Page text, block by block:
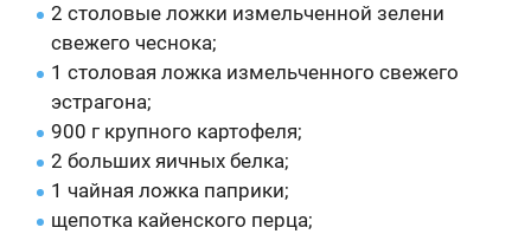
2 столовые ложки измельченной зелени
свежего чеснока;
1 столовая ложка измельченного свежего
эстрагона;
900 г крупного картофеля;
2 больших яичных белка;
1 чайная ложка паприки;
щепотка кайенского перца;